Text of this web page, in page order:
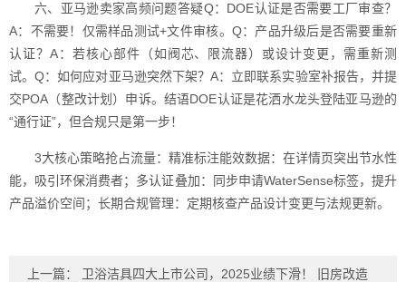
六、亚马逊卖家高频问题答疑Q：DOE认证是否需要工厂审查？
A：不需要！仅需样品测试+文件审核。Q：产品升级后是否需要重新
认证？A：若核心部件（如阀芯、限流器）或设计变更，需重新测
试。Q：如何应对亚马逊突然下架？A：立即联系实验室补报告，并提
交POA（整改计划）申诉。结语DOE认证是花洒水龙头登陆亚马逊的
“通行证”，但合规只是第一步！
3大核心策略抢占流量：精准标注能效数据：在详情页突出节水性
能，吸引环保消费者；多认证叠加：同步申请WaterSense标签，提升
产品溢价空间；长期合规管理：定期核查产品设计变更与法规更新。
上一篇： 卫浴洁具四大上市公司，2025业绩下滑！ 旧房改造